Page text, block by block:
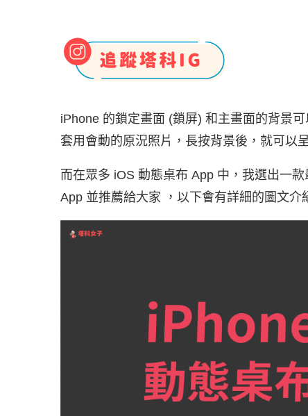
iPhone 的鎖定畫面 (鎖屏) 和主畫面的背景可
套用會動的原況照片，長按背景後，就可以
而在眾多 iOS 動態桌布 App 中，我選出一
App 並推薦給大家 ，以下會有詳細的圖文介